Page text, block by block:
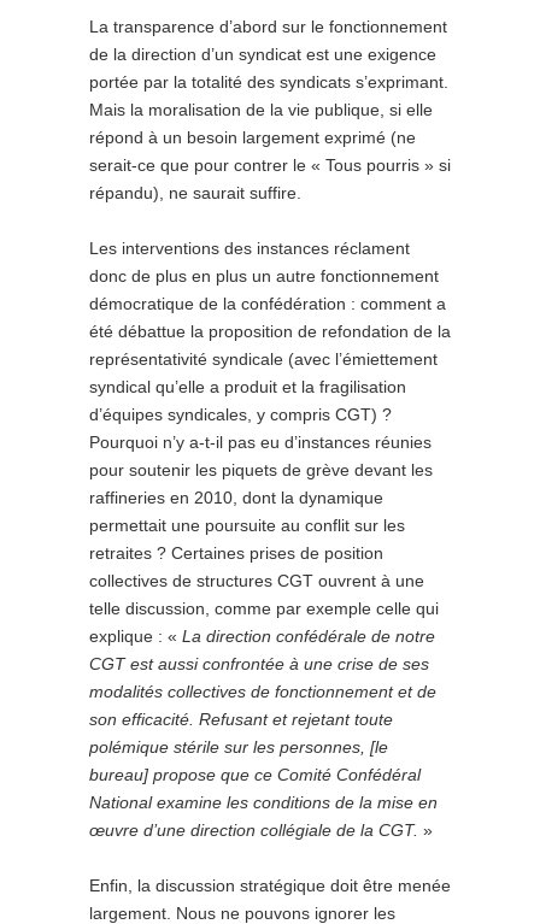
La transparence d’abord sur le fonctionnement
de la direction d’un syndicat est une exigence
portée par la totalité des syndicats s’exprimant.
Mais la moralisation de la vie publique, si elle
répond à un besoin largement exprimé (ne
serait-ce que pour contrer le « Tous pourris » si
répandu), ne saurait suffire.
Les interventions des instances réclament
donc de plus en plus un autre fonctionnement
démocratique de la confédération : comment a
été débattue la proposition de refondation de la
représentativité syndicale (avec l’émiettement
syndical qu’elle a produit et la fragilisation
d’équipes syndicales, y compris CGT) ?
Pourquoi n’y a-t-il pas eu d’instances réunies
pour soutenir les piquets de grève devant les
raffineries en 2010, dont la dynamique
permettait une poursuite au conflit sur les
retraites ? Certaines prises de position
collectives de structures CGT ouvrent à une
telle discussion, comme par exemple celle qui
explique : « La direction confédérale de notre
CGT est aussi confrontée à une crise de ses
modalités collectives de fonctionnement et de
son efficacité. Refusant et rejetant toute
polémique stérile sur les personnes, [le
bureau] propose que ce Comité Confédéral
National examine les conditions de la mise en
œuvre d’une direction collégiale de la CGT. »
Enfin, la discussion stratégique doit être menée
largement. Nous ne pouvons ignorer les